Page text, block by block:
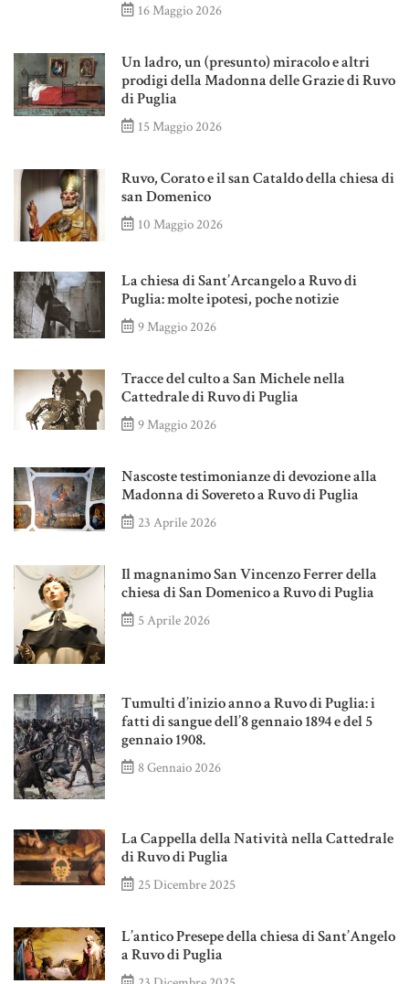
16 Maggio 2026
Un ladro, un (presunto) miracolo e altri
prodigi della Madonna delle Grazie di Ruvo
di Puglia
15 Maggio 2026
Ruvo, Corato e il san Cataldo della chiesa di
san Domenico
10 Maggio 2026
La chiesa di Sant’Arcangelo a Ruvo di
Puglia: molte ipotesi, poche notizie
9 Maggio 2026
Tracce del culto a San Michele nella
Cattedrale di Ruvo di Puglia
9 Maggio 2026
Nascoste testimonianze di devozione alla
Madonna di Sovereto a Ruvo di Puglia
23 Aprile 2026
Il magnanimo San Vincenzo Ferrer della
chiesa di San Domenico a Ruvo di Puglia
5 Aprile 2026
Tumulti d’inizio anno a Ruvo di Puglia: i
fatti di sangue dell’8 gennaio 1894 e del 5
gennaio 1908.
8 Gennaio 2026
La Cappella della Natività nella Cattedrale
di Ruvo di Puglia
25 Dicembre 2025
L’antico Presepe della chiesa di Sant’Angelo
a Ruvo di Puglia